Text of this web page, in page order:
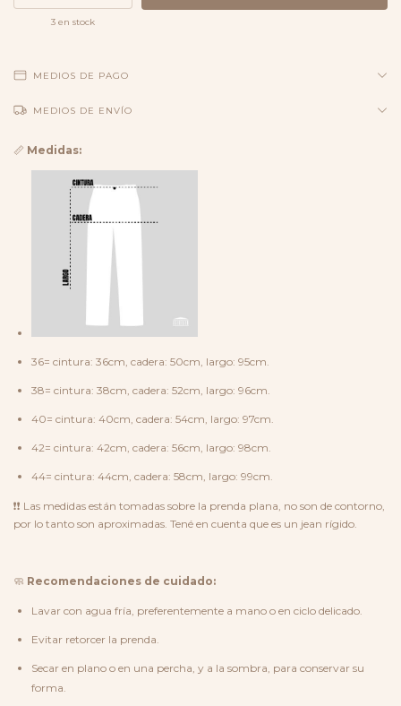
3en stock
MEDIOS DE PAGO
MEDIOS DE ENVÍO
📏 Medidas:
36= cintura: 36cm, cadera: 50cm, largo: 95cm.
38= cintura: 38cm, cadera: 52cm, largo: 96cm.
40= cintura: 40cm, cadera: 54cm, largo: 97cm.
42= cintura: 42cm, cadera: 56cm, largo: 98cm.
44= cintura: 44cm, cadera: 58cm, largo: 99cm.
❗❗ Las medidas están tomadas sobre la prenda plana, no son de contorno,
por lo tanto son aproximadas. Tené en cuenta que es un jean rígido.
🧼 Recomendaciones de cuidado:
Lavar con agua fría, preferentemente a mano o en ciclo delicado.
Evitar retorcer la prenda.
Secar en plano o en una percha, y a la sombra, para conservar su
forma.